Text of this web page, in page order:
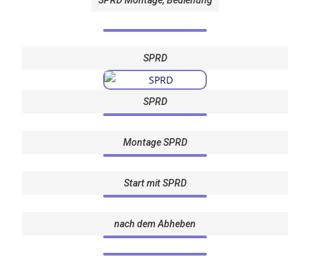
SPRD
SPRD
Montage SPRD
Start mit SPRD
nach dem Abheben